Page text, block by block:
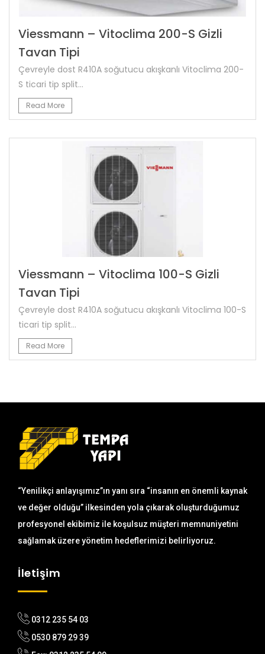
Viessmann – Vitoclima 200-S Gizli
Tavan Tipi
Çevreyle dost R410A soğutucu akışkanlı Vitoclima 200-
S ticari tip split...
Read More
Viessmann – Vitoclima 100-S Gizli
Tavan Tipi
Çevreyle dost R410A soğutucu akışkanlı Vitoclima 100-S
ticari tip split...
Read More
“Yenilikçi anlayışımız”ın yanı sıra “insanın en önemli kaynak
ve değer olduğu” ilkesinden yola çıkarak oluşturduğumuz
profesyonel ekibimiz ile koşulsuz müşteri memnuniyetini
sağlamak üzere yönetim hedeflerimizi belirliyoruz.
İletişim
0312 235 54 03
0530 879 29 39